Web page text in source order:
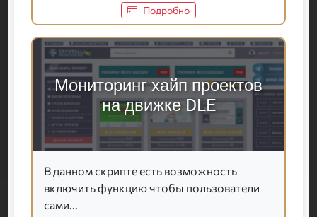
Подробно
Мониторинг хайп проектов
на движке DLE
В данном скрипте есть возможность
включить функцию чтобы пользователи
сами...